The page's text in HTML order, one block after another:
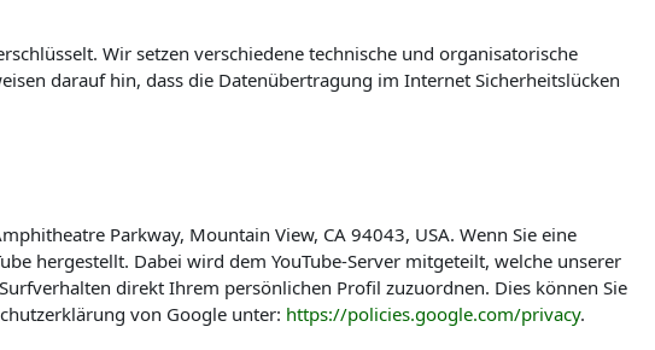
Wir setzen verschiedene technische und organisatorische
darauf hin, dass die Datenübertragung im Internet Sicherheitslücken
Parkway, Mountain View, CA 94043, USA. Wenn Sie eine
hergestellt. Dabei wird dem YouTube-Server mitgeteilt, welche unserer
direkt Ihrem persönlichen Profil zuzuordnen. Dies können Sie
von Google unter: https://policies.google.com/privacy.